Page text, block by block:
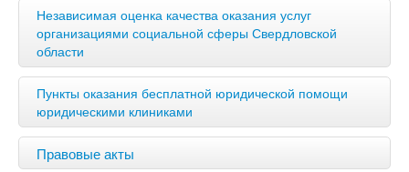
Независимая оценка качества оказания услуг
организациями социальной сферы Свердловской
области
Пункты оказания бесплатной юридической помощи
юридическими клиниками
Правовые акты